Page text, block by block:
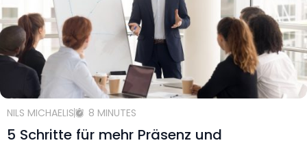
NILS MICHAELIS 8 MINUTES
5 Schritte für mehr Präsenz und